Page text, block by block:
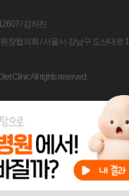
전화상담
/ 김하진
장협의회 / 서울시 강남구 도산대로
Clinic All rights reserved.